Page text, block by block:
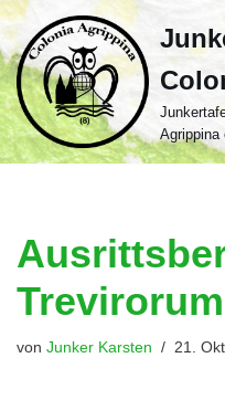
Zum
Inhalt
springen
Agrippina
Trevirorum
von Junker Karsten 21.